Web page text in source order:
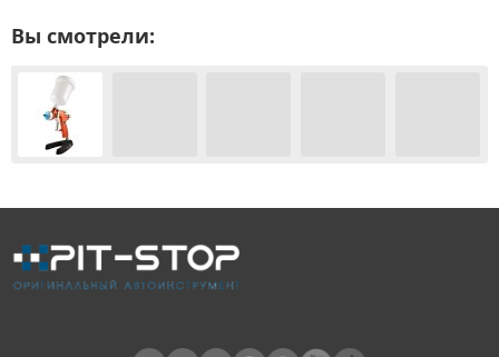
Вы смотрели: